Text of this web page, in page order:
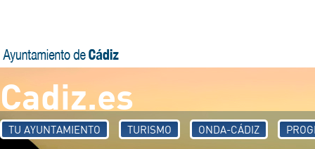
Cadiz.es
TU AYUNTAMIENTO TURISMO ONDA-CÁDIZ